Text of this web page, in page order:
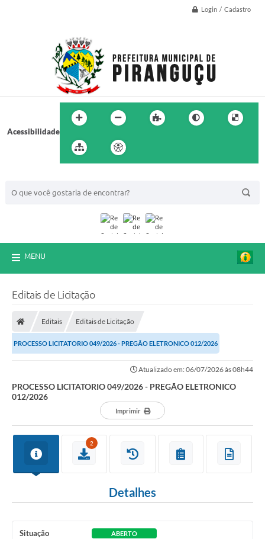
Login / Cadastro
Acessibilidade
MENU
Editais de Licitação
Editais Editais de Licitação
PROCESSO LICITATORIO 049/2026 - PREGÃO ELETRONICO 012/2026
Atualizado em: 06/07/2026 às 08h44
PROCESSO LICITATORIO 049/2026 - PREGÃO ELETRONICO
012/2026
Imprimir
2
Detalhes
Situação ABERTO